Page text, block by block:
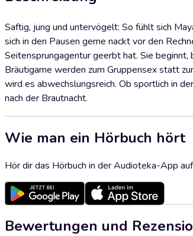
Saftig, jung und untervögelt: So fühlt sich
sich in den Pausen gerne nackt vor den
Seitensprungagentur geerbt hat. Sie beginnt,
Bräutigame werden zum Gruppensex statt
wird es abwechslungsreich. Ob sportlich in
nach der Brautnacht.
Wie man ein Hörbuch hört
Hör dir das Hörbuch in der Audioteka-App
Bewertungen und